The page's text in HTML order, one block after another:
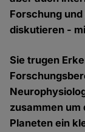
Forschung
diskutieren -
Sie trugen
zusammen um
Planeten ein